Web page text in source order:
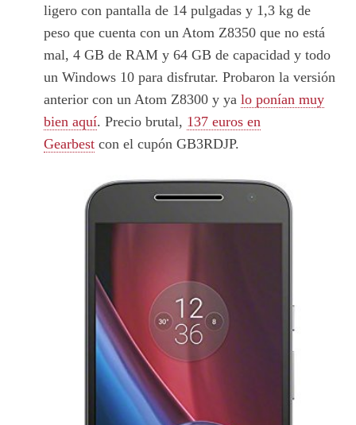
ligero con pantalla de 14 pulgadas y 1,3 kg de
peso que cuenta con un Atom Z8350 que no está
mal, 4 GB de RAM y 64 GB de capacidad y todo
un Windows 10 para disfrutar. Probaron la versión
anterior con un Atom Z8300 y ya lo ponían muy
bien aquí. Precio brutal, 137 euros en
Gearbest con el cupón GB3RDJP.